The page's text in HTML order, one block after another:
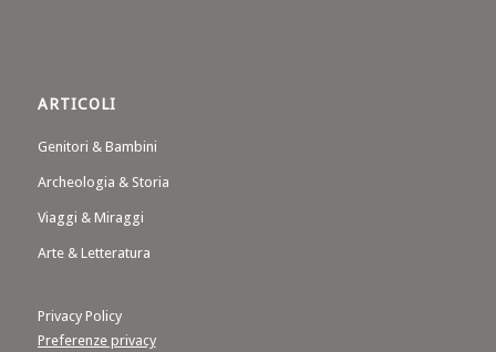
ARTICOLI
Genitori & Bambini
Archeologia & Storia
Viaggi & Miraggi
Arte & Letteratura
Privacy Policy
Preferenze privacy